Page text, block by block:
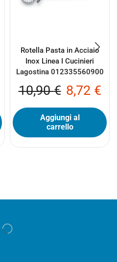
Rotella Pasta in Acciaio
Inox Linea I Cucinieri
Lagostina 012335560900
10,90€ 8,72 €
Aggiungi al
carrello